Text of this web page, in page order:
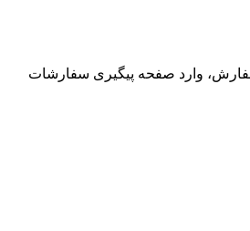
وارد صفحه پیگیری سفارشات